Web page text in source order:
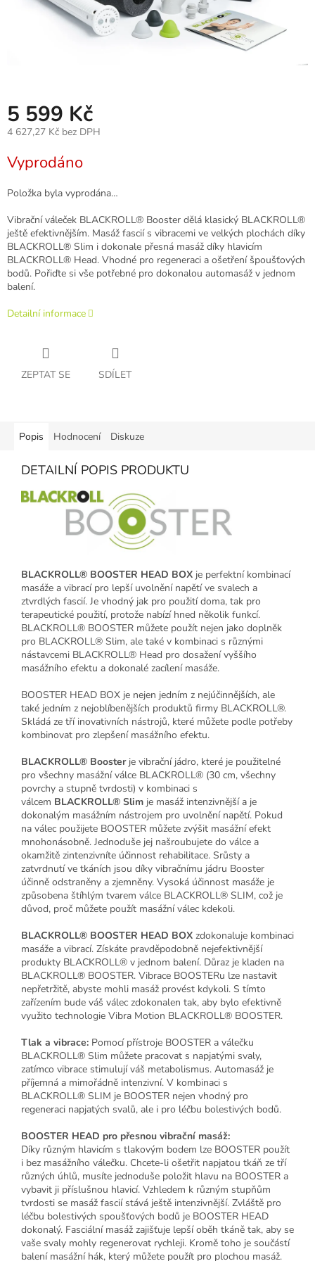
5 599 Kč
4 627,27 Kč bez DPH
cena:
Vyprodáno
Položka byla vyprodána…
Vibrační váleček BLACKROLL® Booster dělá klasický BLACKROLL®
ještě efektivnějším. Masáž fascií s vibracemi ve velkých plochách díky
BLACKROLL® Slim i dokonale přesná masáž díky hlavicím
BLACKROLL® Head. Vhodné pro regeneraci a ošetření špoušťových
bodů. Pořiďte si vše potřebné pro dokonalou automasáž v jednom
balení.
Detailní informace
ZEPTAT SE SDÍLET
Popis Hodnocení Diskuze
DETAILNÍ POPIS PRODUKTU
BLACKROLL® BOOSTER HEAD BOX je perfektní kombinací
masáže a vibrací pro lepší uvolnění napětí ve svalech a
ztvrdlých fascií. Je vhodný jak pro použití doma, tak pro
terapeutické použití, protože nabízí hned několik funkcí.
BLACKROLL® BOOSTER můžete použít nejen jako doplněk
pro BLACKROLL® Slim, ale také v kombinaci s různými
nástavcemi BLACKROLL® Head pro dosažení vyššího
masážního efektu a dokonalé zacílení masáže.
BOOSTER HEAD BOX je nejen jedním z nejúčinnějších, ale
také jedním z nejoblíbenějších produktů firmy BLACKROLL®.
Skládá ze tří inovativních nástrojů, které můžete podle potřeby
kombinovat pro zlepšení masážního efektu.
BLACKROLL® Boosterje vibrační jádro, které je použitelné
pro všechny masážní válce BLACKROLL® (30 cm, všechny
povrchy a stupně tvrdosti) v kombinaci s
válcem BLACKROLL® Slim je masáž intenzivnější a je
dokonalým masážním nástrojem pro uvolnění napětí. Pokud
na válec použijete BOOSTER můžete zvýšit masážní efekt
mnohonásobně. Jednoduše jej našroubujete do válce a
okamžitě zintenzivníte účinnost rehabilitace. Srůsty a
zatvrdnutí ve tkáních jsou díky vibračnímu jádru Booster
účinně odstraněny a zjemněny. Vysoká účinnost masáže je
způsobena štíhlým tvarem válce BLACKROLL® SLIM, což je
důvod, proč můžete použít masážní válec kdekoli.
BLACKROLL® BOOSTER HEAD BOX zdokonaluje kombinaci
masáže a vibrací. Získáte pravděpodobně nejefektivnější
produkty BLACKROLL® v jednom balení. Důraz je kladen na
BLACKROLL® BOOSTER. Vibrace BOOSTERu lze nastavit
nepřetržitě, abyste mohli masáž provést kdykoli. S tímto
zařízením bude váš válec zdokonalen tak, aby bylo efektivně
využito technologie Vibra Motion BLACKROLL® BOOSTER.
Tlak a vibrace: Pomocí přístroje BOOSTER a válečku
BLACKROLL® Slim můžete pracovat s napjatými svaly,
zatímco vibrace stimulují váš metabolismus. Automasáž je
příjemná a mimořádně intenzivní. V kombinaci s
BLACKROLL® SLIM je BOOSTER nejen vhodný pro
regeneraci napjatých svalů, ale i pro léčbu bolestivých bodů.
BOOSTER HEAD pro přesnou vibrační masáž:
Díky různým hlavicím s tlakovým bodem lze BOOSTER použít
i bez masážního válečku. Chcete-li ošetřit napjatou tkáň ze tří
různých úhlů, musíte jednoduše položit hlavu na BOOSTER a
vybavit ji příslušnou hlavicí. Vzhledem k různým stupňům
tvrdosti se masáž fascií stává ještě intenzivnější. Zvláště pro
léčbu bolestivých spoušťových bodů je BOOSTER HEAD
dokonalý. Fasciální masáž zajišťuje lepší oběh tkáně tak, aby se
vaše svaly mohly regenerovat rychleji. Kromě toho je součástí
balení masážní hák, který můžete použít pro plochou masáž.